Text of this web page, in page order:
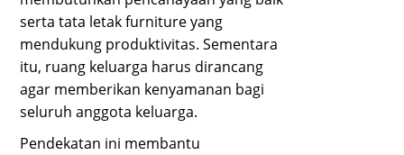
serta tata letak furniture yang
mendukung produktivitas. Sementara
itu, ruang keluarga harus dirancang
agar memberikan kenyamanan bagi
seluruh anggota keluarga.
Pendekatan ini membantu